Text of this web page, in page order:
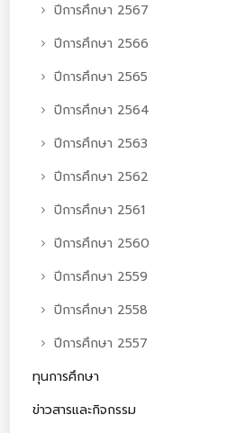
ปีการศึกษา 2567
ปีการศึกษา 2566
ปีการศึกษา 2565
ปีการศึกษา 2564
ปีการศึกษา 2563
ปีการศึกษา 2562
ปีการศึกษา 2561
ปีการศึกษา 2560
ปีการศึกษา 2559
ปีการศึกษา 2558
ปีการศึกษา 2557
ทุนการศึกษา
ข่าวสารและกิจกรรม